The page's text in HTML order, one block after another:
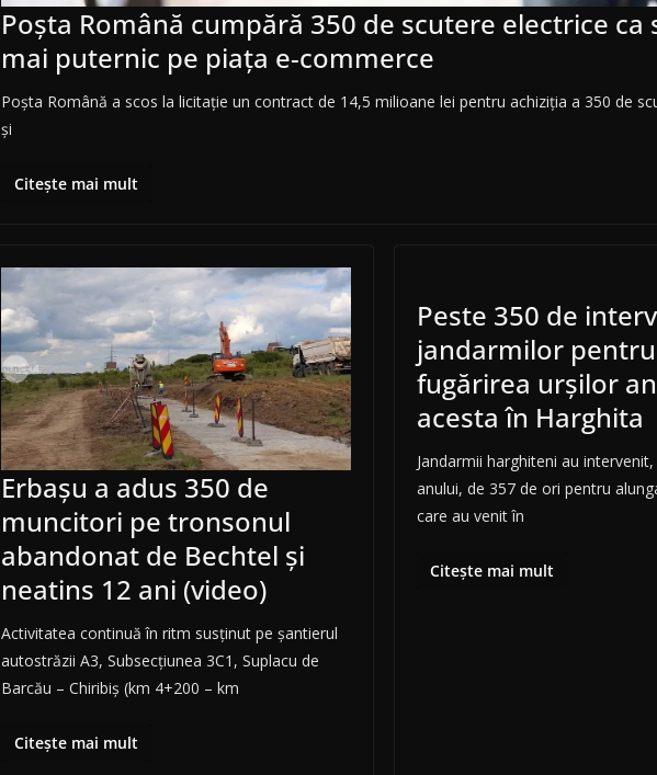
Poșta Română cumpără 350 de scutere electrice ca
mai puternic pe piața e-commerce
Poșta Română a scos la licitație un contract de 14,5 milioane lei pentru achiziția a 350 de
și
Citește mai mult
Erbașu a adus 350 de
muncitori pe tronsonul
abandonat de Bechtel și
neatins 12 ani (video)
Activitatea continuă în ritm susținut pe șantierul
autostrăzii A3, Subsecțiunea 3C1, Suplacu de
Barcău – Chiribiș (km 4+200 – km
Citește mai mult
Peste 350 de
jandarmilor pentru
fugărirea urşilor
acesta în Harghita
Jandarmii harghiteni au
anului, de 357 de ori pentru
care au venit în
Citește mai mult